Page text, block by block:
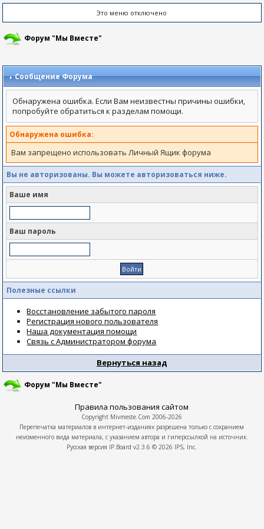
Это меню отключено
Форум "Мы Вместе"
Сообщение Форума
Обнаружена ошибка. Если Вам неизвестны причины ошибки,
попробуйте обратиться к разделам помощи.
Обнаружена ошибка:
Вам запрещено использовать Личный Ящик форума
Вы не авторизованы. Вы можете авторизоваться ниже.
Ваше имя
Ваш пароль
Полезные ссылки
Восстановление забытого пароля
Регистрация нового пользователя
Наша документация помощи
Связь с Администратором форума
Вернуться назад
Форум "Мы Вместе"
Правила пользования сайтом
Copyright Mivmeste.Com 2006-2026
Перепечатка материалов в интернет-изданиях разрешена только с сохранием
неизменного вида материала, с указанием автора и гиперссылкой на источник.
Русская версия IP.Board v2.3.6 © 2026 IPS, Inc.